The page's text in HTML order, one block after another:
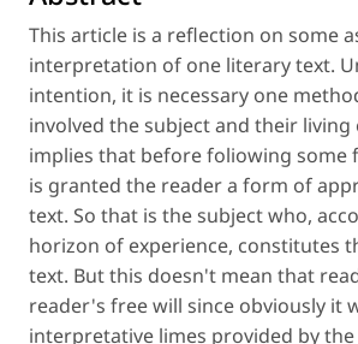
This article is a reflection on some
interpretation of one literary text.
intention, it is necessary one
involved the subject and their living
implies that before foliowing some
is granted the reader a form of
text. So that is the subject who,
horizon of experience, constitutes
text. But this doesn't mean that
reader's free will since obviously it
interpretative limes provided by the